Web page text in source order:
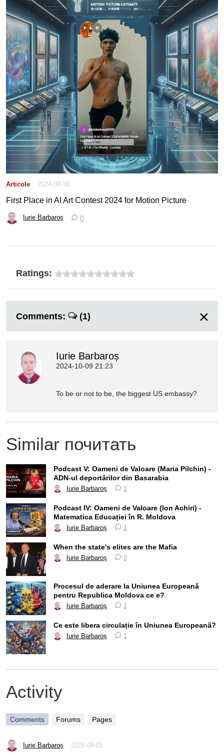
Articole 2024-09-30
First Place in AI Art Contest 2024 for Motion Picture
Iurie Barbaroș 0
Ratings:
Comments: (1)
Iurie Barbaroș
2024-10-09 21:23
To be or not to be, the biggest US embassy?
Similar почитать
Podcast V: Oameni de Valoare (Maria Pilchin) -
ADN-ul deportărilor din Basarabia
Iurie Barbaroș 1
Podcast IV: Oameni de Valoare (Ion Achiri) -
Matematica Educației în R. Moldova
Iurie Barbaroș 1
When the state's elites are the Mafia
Iurie Barbaroș 0
Procesul de aderare la Uniunea Europeană
pentru Republica Moldova ce e?
Iurie Barbaroș 1
Ce este libera circulație în Uniunea Europeană?
Iurie Barbaroș 1
Activity
Comments Forums Pages
Iurie Barbaroș 2026-08-01